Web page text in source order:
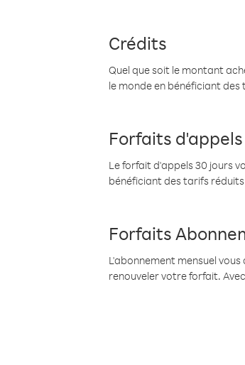
Crédits
Quel que soit le montant
le monde en bénéficiant
Forfaits
Le forfait d'appels 30 jours
bénéficiant des tarifs réduits
Forfaits
L'abonnement mensuel
renouveler votre forfait.